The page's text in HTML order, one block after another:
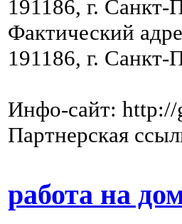
191186, г.
Фактический
191186, г.
Инфо-сайт: http://
Партнерская
работа на